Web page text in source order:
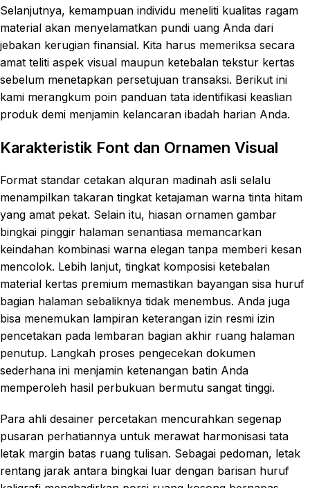
Selanjutnya, kemampuan individu meneliti kualitas ragam
material akan menyelamatkan pundi uang Anda dari
jebakan kerugian finansial. Kita harus memeriksa secara
amat teliti aspek visual maupun ketebalan tekstur kertas
sebelum menetapkan persetujuan transaksi. Berikut ini
kami merangkum poin panduan tata identifikasi keaslian
produk demi menjamin kelancaran ibadah harian Anda.
Karakteristik Font dan Ornamen Visual
Format standar cetakan alquran madinah asli selalu
menampilkan takaran tingkat ketajaman warna tinta hitam
yang amat pekat. Selain itu, hiasan ornamen gambar
bingkai pinggir halaman senantiasa memancarkan
keindahan kombinasi warna elegan tanpa memberi kesan
mencolok. Lebih lanjut, tingkat komposisi ketebalan
material kertas premium memastikan bayangan sisa huruf
bagian halaman sebaliknya tidak menembus. Anda juga
bisa menemukan lampiran keterangan izin resmi izin
pencetakan pada lembaran bagian akhir ruang halaman
penutup. Langkah proses pengecekan dokumen
sederhana ini menjamin ketenangan batin Anda
memperoleh hasil perbukuan bermutu sangat tinggi.
Para ahli desainer percetakan mencurahkan segenap
pusaran perhatiannya untuk merawat harmonisasi tata
letak margin batas ruang tulisan. Sebagai pedoman, letak
rentang jarak antara bingkai luar dengan barisan huruf